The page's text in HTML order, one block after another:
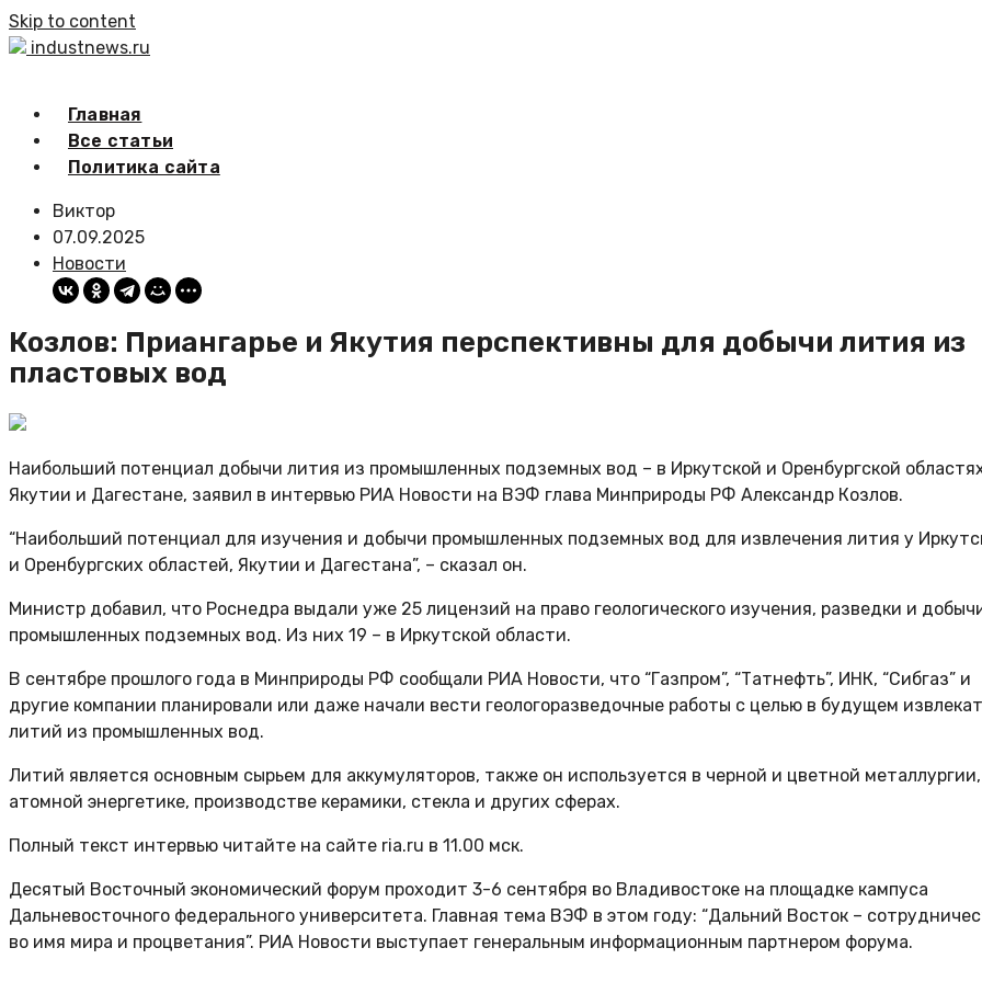
Skip to content
industnews.ru
Главная
Все статьи
Политика сайта
Виктор
07.09.2025
Новости
Козлов: Приангарье и Якутия перспективны для добычи лития из
пластовых вод
Наибольший потенциал добычи лития из промышленных подземных вод – в Иркутской и Оренбургской
Якутии и Дагестане, заявил в интервью РИА Новости на ВЭФ глава Минприроды РФ Александр Козлов.
“Наибольший потенциал для изучения и добычи промышленных подземных вод для извлечения лития у
и Оренбургских областей, Якутии и Дагестана”, – сказал он.
Министр добавил, что Роснедра выдали уже 25 лицензий на право геологического изучения, разведки и
промышленных подземных вод. Из них 19 – в Иркутской области.
В сентябре прошлого года в Минприроды РФ сообщали РИА Новости, что “Газпром”, “Татнефть”, ИНК, “Сибгаз” и
другие компании планировали или даже начали вести геологоразведочные работы с целью в будущем
литий из промышленных вод.
Литий является основным сырьем для аккумуляторов, также он используется в черной и цветной металлургии,
атомной энергетике, производстве керамики, стекла и других сферах.
Полный текст интервью читайте на сайте ria.ru в 11.00 мск.
Десятый Восточный экономический форум проходит 3-6 сентября во Владивостоке на площадке кампуса
Дальневосточного федерального университета. Главная тема ВЭФ в этом году: “Дальний Восток –
во имя мира и процветания”. РИА Новости выступает генеральным информационным партнером форума.